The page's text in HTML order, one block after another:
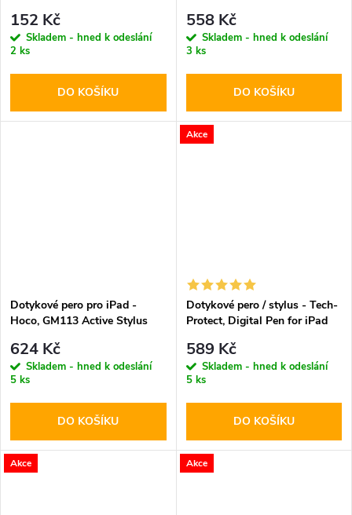
152 Kč
Skladem - hned k odeslání
2 ks
DO KOŠÍKU
558 Kč
Skladem - hned k odeslání
3 ks
DO KOŠÍKU
Dotykové pero pro iPad -
Hoco, GM113 Active Stylus
624 Kč
Skladem - hned k odeslání
5 ks
DO KOŠÍKU
Akce
Dotykové pero / stylus - Tech-
Protect, Digital Pen for iPad
589 Kč
Skladem - hned k odeslání
5 ks
DO KOŠÍKU
Akce Akce